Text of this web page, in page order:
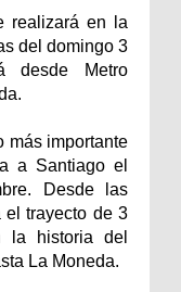
realizará en la
del domingo 3
desde Metro
más importante
a Santiago el
Desde las
el trayecto de 3
la historia del
La Moneda.